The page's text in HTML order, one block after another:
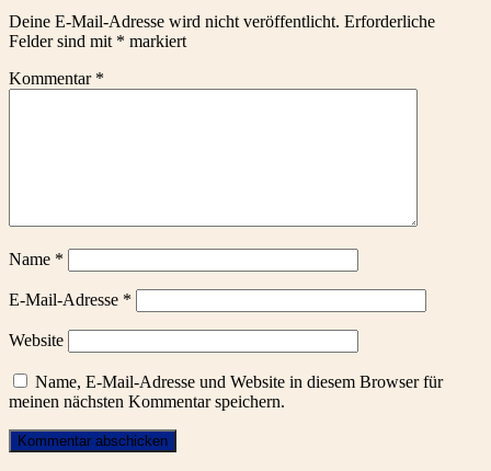
Deine E-Mail-Adresse wird nicht veröffentlicht. Erforderliche
Felder sind mit * markiert
Kommentar *
Name *
E-Mail-Adresse *
Website
Name, E-Mail-Adresse und Website in diesem Browser für
meinen nächsten Kommentar speichern.